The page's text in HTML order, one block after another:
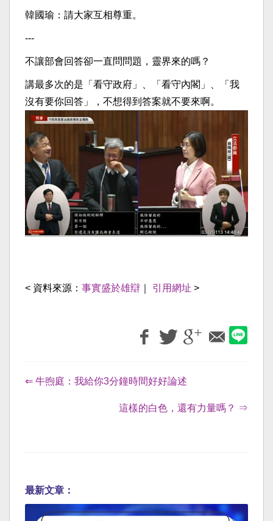
韓國瑜：請大家互相尊重。
---
不讓部會回答卻一直問問題，靈界來的嗎？
講最多次的是「看守政府」、「看守內閣」、「我
沒有要你回答」，不想得到答案就不要來啊。
< 資料來源： 事實盛於雄辯 引用網址 >
⇐ 牛煦庭：我給你3分鐘時間好好論述
這樣的白色，還有力量嗎？ ⇒
最新文章：